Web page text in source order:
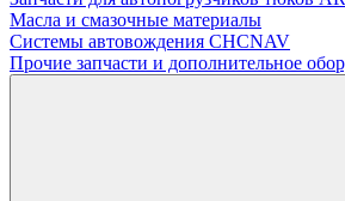
Масла и смазочные материалы
Системы автовождения CHCNAV
Прочие запчасти и дополнительное